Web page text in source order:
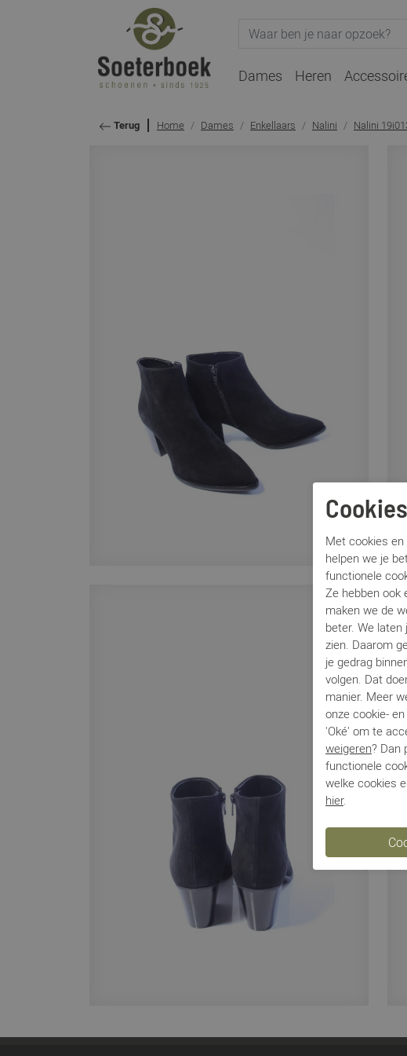
Dames Heren
Terug Home Dames Enkellaars Nalini Nalini
Met cookies
helpen we je
functionele
Ze hebben ook
maken we de
beter. We
zien. Daarom
je gedrag
volgen. Dat
manier. Meer
onze cookie-
'Oké' om te
weigeren? Dan
functionele
welke cookies
hier.